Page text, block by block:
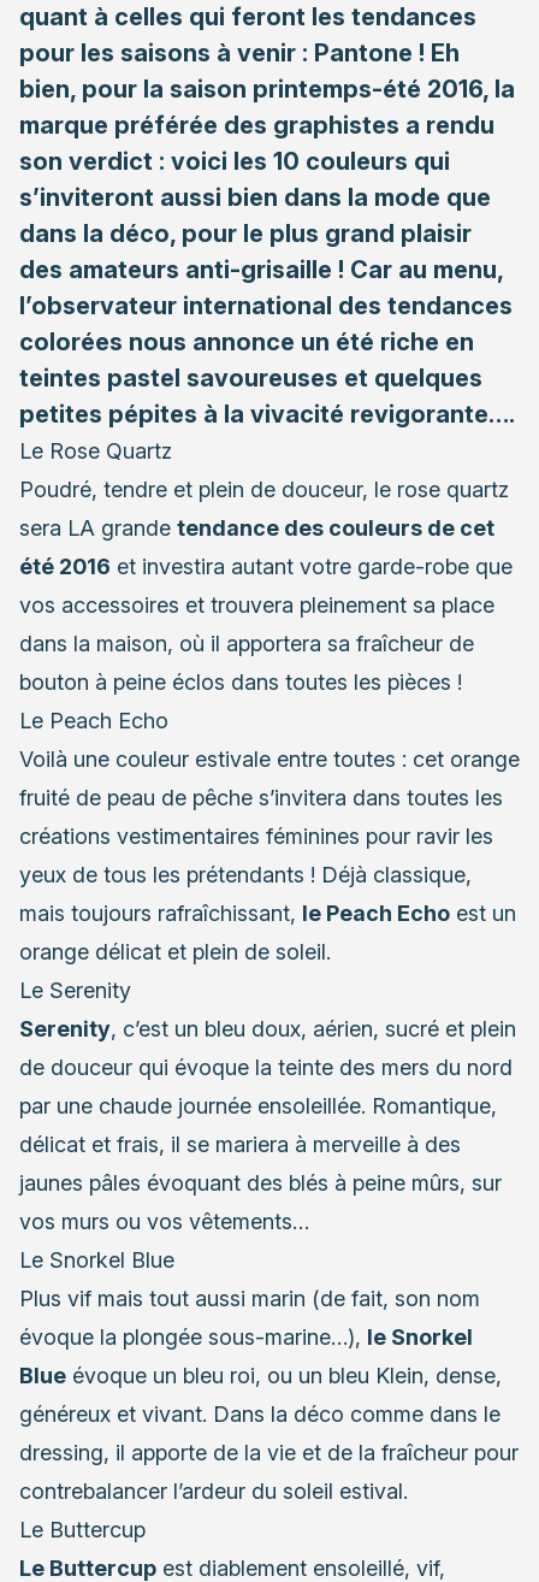
quant à celles qui feront les tendances
pour les saisons à venir : Pantone ! Eh
bien, pour la saison printemps-été 2016, la
marque préférée des graphistes a rendu
son verdict : voici les 10 couleurs qui
s’inviteront aussi bien dans la mode que
dans la déco, pour le plus grand plaisir
des amateurs anti-grisaille ! Car au menu,
l’observateur international des tendances
colorées nous annonce un été riche en
teintes pastel savoureuses et quelques
petites pépites à la vivacité revigorante….
Le Rose Quartz
Poudré, tendre et plein de douceur, le rose quartz
sera LA grande tendance des couleurs de cet
été 2016 et investira autant votre garde-robe que
vos accessoires et trouvera pleinement sa place
dans la maison, où il apportera sa fraîcheur de
bouton à peine éclos dans toutes les pièces !
Le Peach Echo
Voilà une couleur estivale entre toutes : cet orange
fruité de peau de pêche s’invitera dans toutes les
créations vestimentaires féminines pour ravir les
yeux de tous les prétendants ! Déjà classique,
mais toujours rafraîchissant, le Peach Echo est un
orange délicat et plein de soleil.
Le Serenity
Serenity, c’est un bleu doux, aérien, sucré et plein
de douceur qui évoque la teinte des mers du nord
par une chaude journée ensoleillée. Romantique,
délicat et frais, il se mariera à merveille à des
jaunes pâles évoquant des blés à peine mûrs, sur
vos murs ou vos vêtements…
Le Snorkel Blue
Plus vif mais tout aussi marin (de fait, son nom
évoque la plongée sous-marine…), le Snorkel
Blue évoque un bleu roi, ou un bleu Klein, dense,
généreux et vivant. Dans la déco comme dans le
dressing, il apporte de la vie et de la fraîcheur pour
contrebalancer l’ardeur du soleil estival.
Le Buttercup
Le Buttercup est diablement ensoleillé, vif,